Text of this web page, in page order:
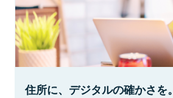
住所に、デジタルの確かさを。